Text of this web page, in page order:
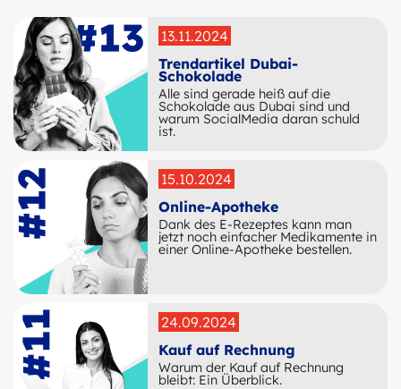
13.11.2024
Trendartikel Dubai-
Schokolade
Alle sind gerade heiß auf die
Schokolade aus Dubai sind und
warum SocialMedia daran schuld
ist.
15.10.2024
Online-Apotheke
Dank des E-Rezeptes kann man
jetzt noch einfacher Medikamente in
einer Online-Apotheke bestellen.
24.09.2024
Kauf auf Rechnung
Warum der Kauf auf Rechnung
bleibt: Ein Überblick.